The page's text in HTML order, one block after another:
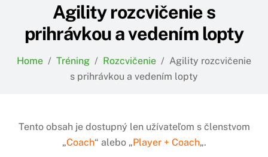
Agility rozcvičenie s
prihrávkou a vedením lopty
Home / Tréning / Rozcvičenie / Agility rozcvičenie
s prihrávkou a vedením lopty
Tento obsah je dostupný len užívateľom s členstvom
„Coach“ alebo „Player + Coach„.